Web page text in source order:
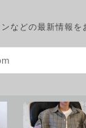
などの最新情報を